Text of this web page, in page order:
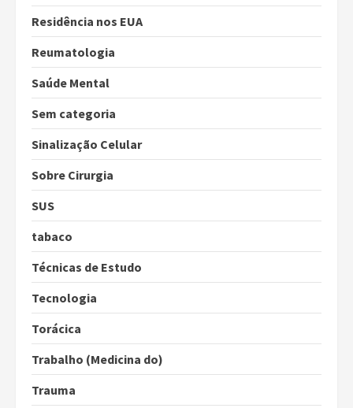
Residência nos EUA
Reumatologia
Saúde Mental
Sem categoria
Sinalização Celular
Sobre Cirurgia
SUS
tabaco
Técnicas de Estudo
Tecnologia
Torácica
Trabalho (Medicina do)
Trauma